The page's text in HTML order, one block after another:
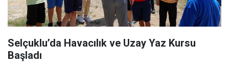
Selçuklu’da Havacılık ve Uzay Yaz Kursu
Başladı